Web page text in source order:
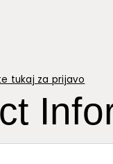
tukaj za prijavo